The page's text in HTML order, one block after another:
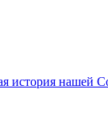
история нашей